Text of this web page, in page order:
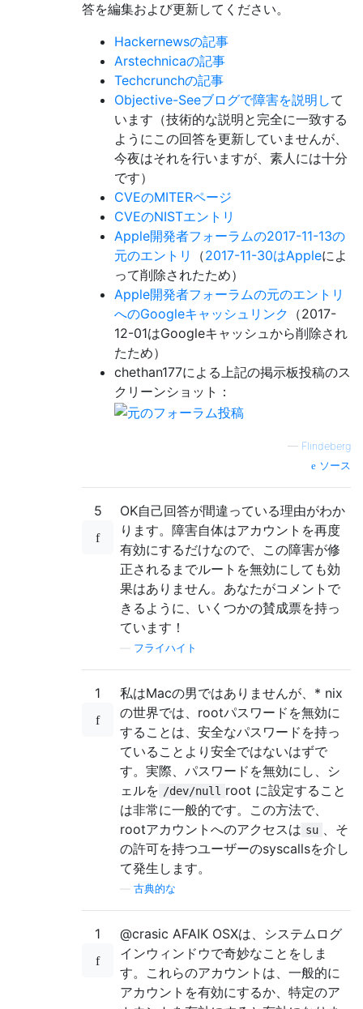
答を編集および更新してください。
Hackernewsの記事
Arstechnicaの記事
Techcrunchの記事
Objective-Seeブログで障害を説明して
います（技術的な説明と完全に一致する
ようにこの回答を更新していませんが、
今夜はそれを行いますが、素人には十分
です）
CVEのMITERページ
CVEのNISTエントリ
Apple開発者フォーラムの2017-11-13の
元のエントリ
（2017-11-30はAppleによ
って削除されたため）
Apple開発者フォーラムの元のエントリ
へのGoogleキャッシュリンク （2017-
12-01はGoogleキャッシュから削除され
たため）
chethan177による上記の掲示板投稿のス
クリーンショット：
— Flindeberg
ソース
5
OK自己回答が間違っている理由がわか
ります。障害自体はアカウントを再度
有効にするだけなので、この障害が修
正されるまでルートを無効にしても効
果はありません。あなたがコメントで
きるように、いくつかの賛成票を持っ
ています！
フライハイト
1
私はMacの男ではありませんが、* nix
の世界では、rootパスワードを無効に
することは、安全なパスワードを持っ
ていることより安全ではないはずで
す。実際、パスワードを無効にし、シ
ェルを /dev/null root に設定すること
は非常に一般的です。この方法で、
rootアカウントへのアクセスは su
、そ
の許可を持つユーザーのsyscallsを介し
て発生します。
古典的な
1
@crasic AFAIK OSXは、システムログ
インウィンドウで奇妙なことをしま
す。これらのアカウントは、一般的に
アカウントを有効にするか、特定のア